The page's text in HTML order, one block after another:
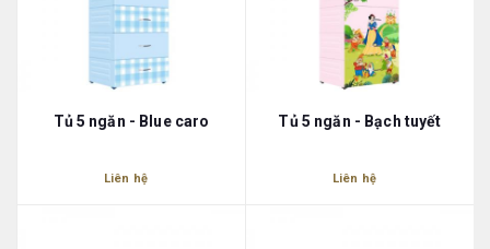
Tủ 5 ngăn - Blue caro
Liên hệ
Tủ 5 ngăn - Bạch tuyết
Liên hệ